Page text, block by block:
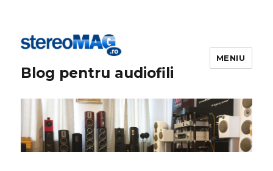
Blog pentru audiofili
MENIU